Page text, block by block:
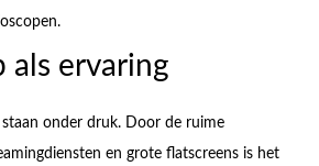
als ervaring
onder druk. Door de ruime
en grote flatscreens is het